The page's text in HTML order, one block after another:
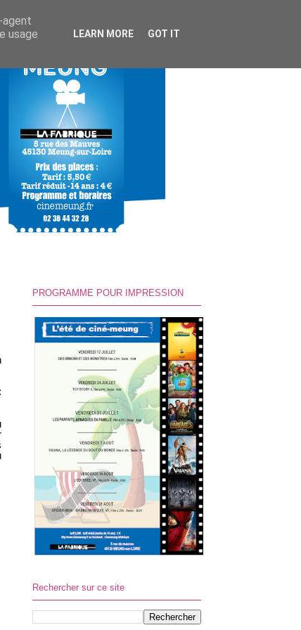
PROGRAMME POUR IMPRESSION
Rechercher sur ce site
agent
usage
LEARN MORE GOT IT